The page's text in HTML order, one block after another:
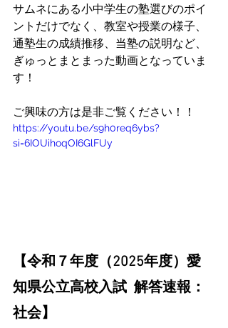
サムネにある小中学生の塾選びのポイ
ントだけでなく、教室や授業の様子、
通塾生の成績推移、当塾の説明など、
ぎゅっとまとまった動画となっていま
す！
ご興味の方は是非ご覧ください！！
https://youtu.be/s9h0req6ybs?
si=6IOUihoqOI6GlFUy
【令和７年度（2025年度）愛
知県公立高校入試  解答速報：
社会】